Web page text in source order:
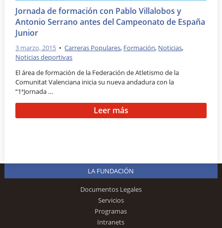
Jornada de formación con Pablo Villalobos y
Antonio Serrano antes del Campeonato de España
Junior
3 marzo, 2015 •Carreras Populares, Formación, Noticias,
Noticias deportivas
El área de formación de la Federación de Atletismo de la
Comunitat Valenciana inicia su nueva andadura con la
“1ªJornada …
Leer más
LA FUNDACIÓN
Documentos Legales
Servicios
Programas
Intranets